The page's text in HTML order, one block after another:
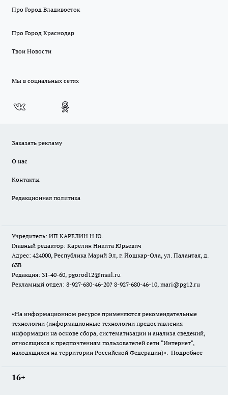
Про Город Владивосток
Про Город Краснодар
Твои Новости
Мы в социальных сетях
Заказать рекламу
О нас
Контакты
Редакционная политика
Учредитель: ИП КАРЕЛИН Н.Ю.
Главный редактор: Карелин Никита Юрьевич
Адрес: 424000, Республика Марий Эл, г. Йошкар-Ола, ул. Палантая, д.
63В
Редакция: 31-40-60, pgorod12@mail.ru
Рекламный отдел: 8-927-680-46-20? 8-927-680-46-10, mari@pg12.ru
«На информационном ресурсе применяются рекомендательные
технологии (информационные технологии предоставления
информации на основе сбора, систематизации и анализа сведений,
относящихся к предпочтениям пользователей сети "Интернет",
находящихся на территории Российской Федерации)». Подробнее
16+